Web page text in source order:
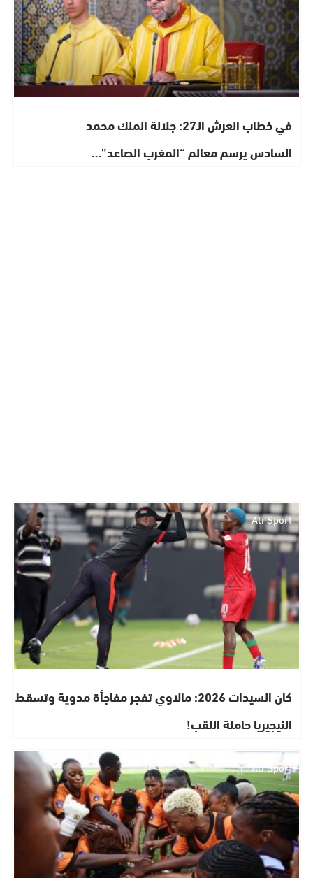
في خطاب العرش الـ27: جلالة الملك محمد
السادس يرسم معالم “المغرب الصاعد”…
Ati Sport
كان السيدات 2026: مالاوي تفجر مفاجأة مدوية وتسقط
النيجيريا حاملة اللقب!
Ati Sport